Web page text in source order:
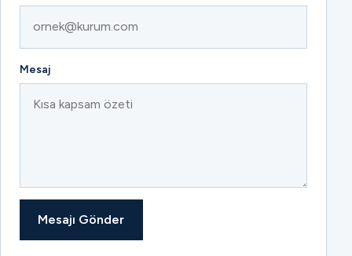
Mesaj
Mesajı Gönder